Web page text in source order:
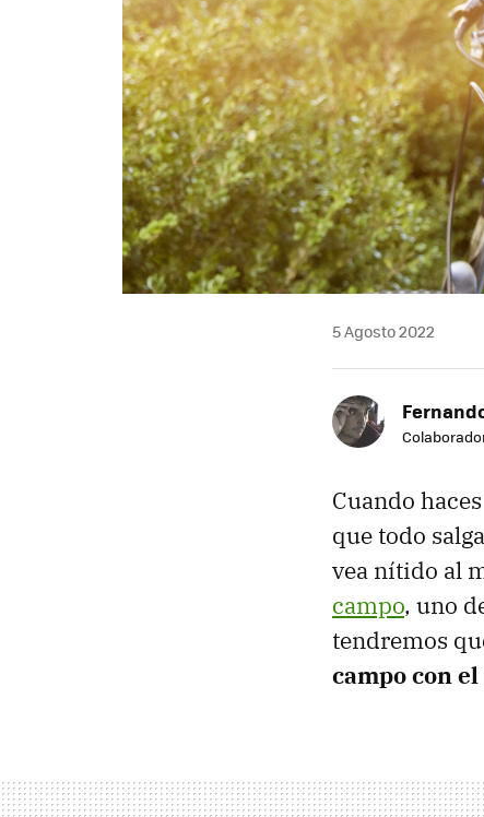
5 Agosto 2022
Cuando
que todo
vea nítido al
campo, uno
tendremos
campo con